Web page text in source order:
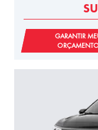
GARANTIR